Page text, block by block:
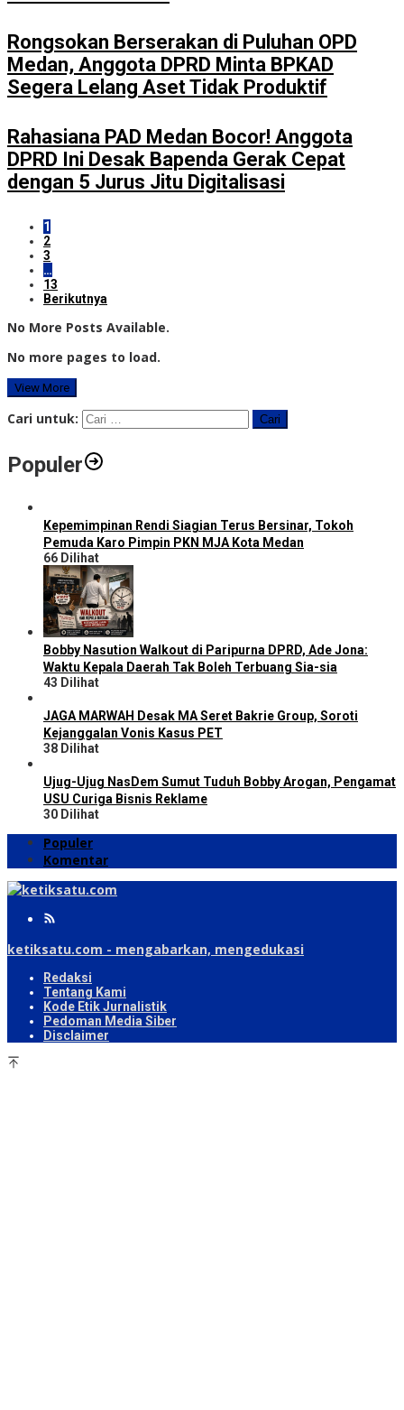
Rongsokan Berserakan di Puluhan OPD
Medan, Anggota DPRD Minta BPKAD
Segera Lelang Aset Tidak Produktif
Rahasiana PAD Medan Bocor! Anggota
DPRD Ini Desak Bapenda Gerak Cepat
dengan 5 Jurus Jitu Digitalisasi
1
2
3
…
13
Berikutnya
No More Posts Available.
No more pages to load.
View More
Cari untuk:
Populer
Kepemimpinan Rendi Siagian Terus Bersinar, Tokoh
Pemuda Karo Pimpin PKN MJA Kota Medan
66 Dilihat
Bobby Nasution Walkout di Paripurna DPRD, Ade Jona:
Waktu Kepala Daerah Tak Boleh Terbuang Sia-sia
43 Dilihat
JAGA MARWAH Desak MA Seret Bakrie Group, Soroti
Kejanggalan Vonis Kasus PET
38 Dilihat
Ujug-Ujug NasDem Sumut Tuduh Bobby Arogan, Pengamat
USU Curiga Bisnis Reklame
30 Dilihat
Populer
Komentar
ketiksatu.com - mengabarkan, mengedukasi
Redaksi
Tentang Kami
Kode Etik Jurnalistik
Pedoman Media Siber
Disclaimer